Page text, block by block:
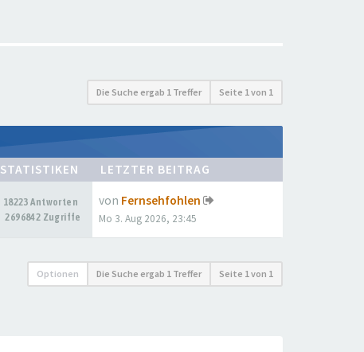
Die Suche ergab 1 Treffer Seite 1von 1
STATISTIKEN LETZTER BEITRAG
18223 Antworten
2696842 Zugriffe
von Fernsehfohlen
Mo 3. Aug 2026, 23:45
Optionen Die Suche ergab 1 Treffer Seite 1von 1